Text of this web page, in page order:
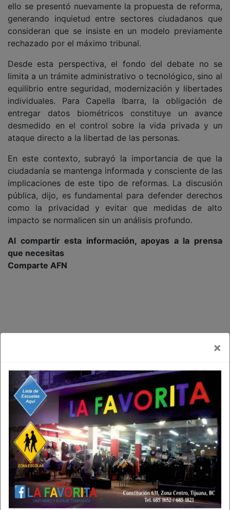
×
ello se presentó nuevamente la propuesta de reforma,
generando inquietud entre sectores ciudadanos que
consideran que se insiste en un modelo previamente
rechazado por el máximo tribunal.
Desde esta perspectiva, el fondo del debate no se
limita a un trámite administrativo o tecnológico, sino al
equilibrio entre seguridad, modernización y libertades
individuales. Para Capella Ibarra, la obligación de
entregar datos biométricos constituye un avance
desmedido en el control sobre la vida privada y un
ataque directo a la libertad de las personas.
En este contexto, subrayó la importancia de que la
ciudadanía se mantenga informada y consciente de las
implicaciones de este tipo de reformas. La discusión
pública, dijo, es fundamental para defender derechos
como la privacidad y evitar que medidas de alto
impacto se normalicen sin un análisis profundo.
Al compartir esta información, apoyas a la prensa
que necesitas
Comparte AFN